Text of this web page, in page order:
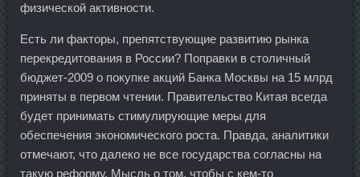
физической активности.
Есть ли факторы, препятствующие развитию рынка
перекредитования в России? Поправки в столичный
бюджет-2009 о покупке акций Банка Москвы на 15 млрд
приняты в первом чтении. Правительство Китая всегда
будет принимать стимулирующие меры для
обеспечения экономического роста. Правда, аналитики
отмечают, что далеко не все государства согласны на
такую реформу. Мысль о том, чтобы с кем-то